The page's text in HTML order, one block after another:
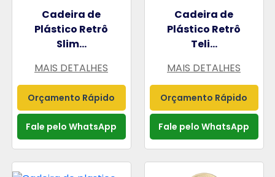
Cadeira de
Plástico Retrô
Slim...
MAIS DETALHES
Orçamento Rápido
Fale pelo WhatsApp
Cadeira de
Plástico Retrô
Teli...
MAIS DETALHES
Orçamento Rápido
Fale pelo WhatsApp